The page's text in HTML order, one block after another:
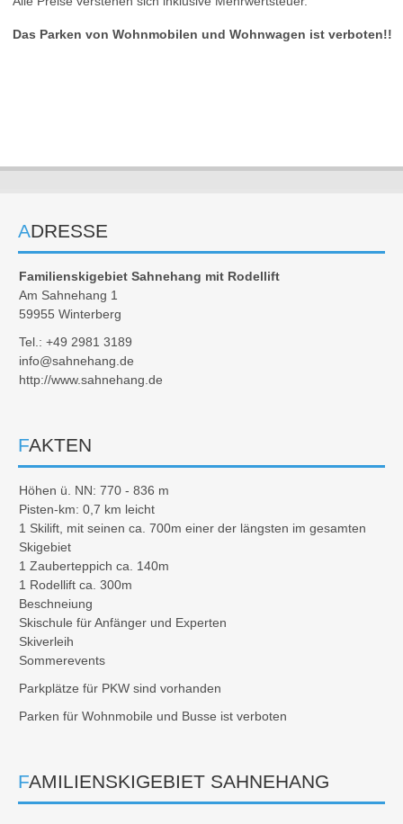
Das Parken von Wohnmobilen und Wohnwagen ist verboten!!
ADRESSE
Familienskigebiet Sahnehang mit Rodellift
Am Sahnehang 1
59955 Winterberg
Tel.: +49 2981 3189
info@sahnehang.de
http://www.sahnehang.de
FAKTEN
Höhen ü. NN: 770 - 836 m
Pisten-km: 0,7 km leicht
1 Skilift, mit seinen ca. 700m einer der längsten im gesamten
Skigebiet
1 Zauberteppich ca. 140m
1 Rodellift ca. 300m
Beschneiung
Skischule für Anfänger und Experten
Skiverleih
Sommerevents
Parkplätze für PKW sind vorhanden
Parken für Wohnmobile und Busse ist verboten
FAMILIENSKIGEBIET SAHNEHANG